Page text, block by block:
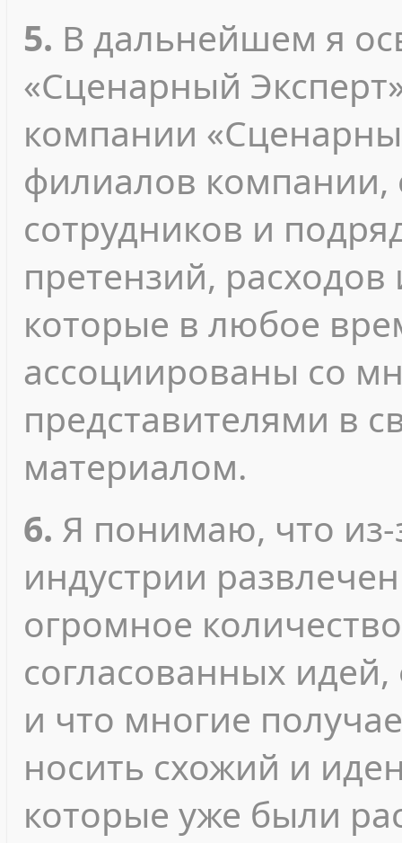
5. В дальнейшем я
«Сценарный
компании
филиалов компании,
сотрудников и
претензий, расходов
которые в любое
ассоциированы со
представителями в
материалом.
6. Я понимаю, что из-
индустрии
огромное
согласованных
и что многие
носить схожий и
которые уже были